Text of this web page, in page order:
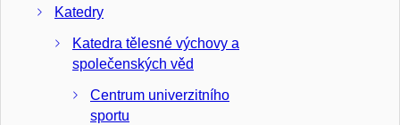
Katedry
Katedra tělesné výchovy a
společenských věd
Centrum univerzitního
sportu